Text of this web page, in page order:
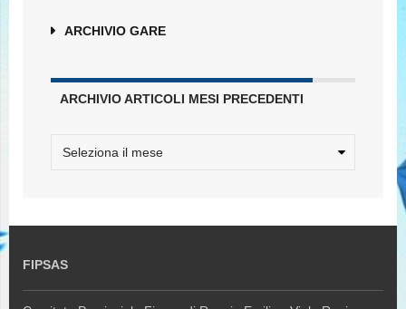
ARCHIVIO GARE
ARCHIVIO ARTICOLI MESI PRECEDENTI
FIPSAS